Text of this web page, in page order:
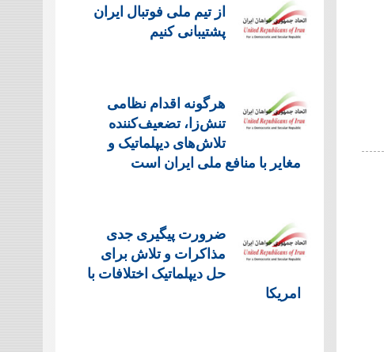
از تیم ملی فوتبال ایران
پشتیبانی کنیم
هرگونه اقدام نظامی
تنش‌زا، تضعیف‌کننده
تلاش‌های دیپلماتیک و
مغایر با منافع ملی ایران است
ضرورت پیگیری جدی
مذاکرات و تلاش برای
حل دیپلماتیک اختلافات با
امریکا